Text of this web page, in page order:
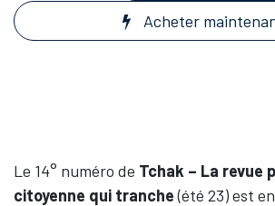
Acheter
Le 14° numéro de Tchak – La revue
citoyenne qui tranche(été 23) est